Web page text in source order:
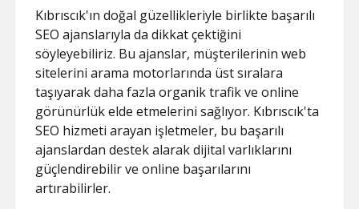
Kıbrıscık'ın doğal güzellikleriyle birlikte başarılı
SEO ajanslarıyla da dikkat çektiğini
söyleyebiliriz. Bu ajanslar, müşterilerinin web
sitelerini arama motorlarında üst sıralara
taşıyarak daha fazla organik trafik ve online
görünürlük elde etmelerini sağlıyor. Kıbrıscık'ta
SEO hizmeti arayan işletmeler, bu başarılı
ajanslardan destek alarak dijital varlıklarını
güçlendirebilir ve online başarılarını
artırabilirler.